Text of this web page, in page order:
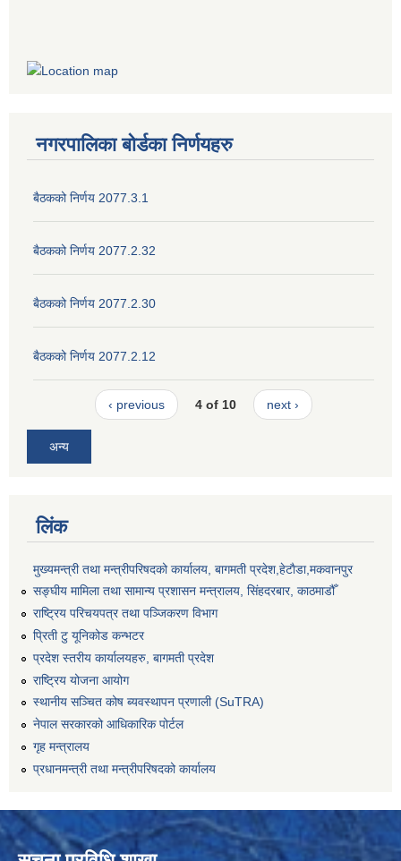
नगरपालिका बोर्डका निर्णयहरु
बैठकको निर्णय 2077.3.1
बैठकको निर्णय 2077.2.32
बैठकको निर्णय 2077.2.30
बैठकको निर्णय 2077.2.12
‹ previous 4 of 10 next ›
अन्य
लिंक
मुख्यमन्त्री तथा मन्त्रीपरिषदको कार्यालय, बागमती प्रदेश,हेटाैडा,मकवानपुर
सङ्‍घीय मामिला तथा सामान्य प्रशासन मन्त्रालय, सिंहदरबार, काठमाडौँ
राष्ट्रिय परिचयपत्र तथा पञ्जिकरण विभाग
प्रिती टु यूनिकोड कन्भटर
प्रदेश स्तरीय कार्यालयहरु, बागमती प्रदेश
राष्ट्रिय योजना आयोग
स्थानीय सञ्चित कोष ब्यवस्थापन प्रणाली (SuTRA)
नेपाल सरकारको आधिकारिक पोर्टल
गृह मन्त्रालय
प्रधानमन्त्री तथा मन्त्रीपरिषदको कार्यालय